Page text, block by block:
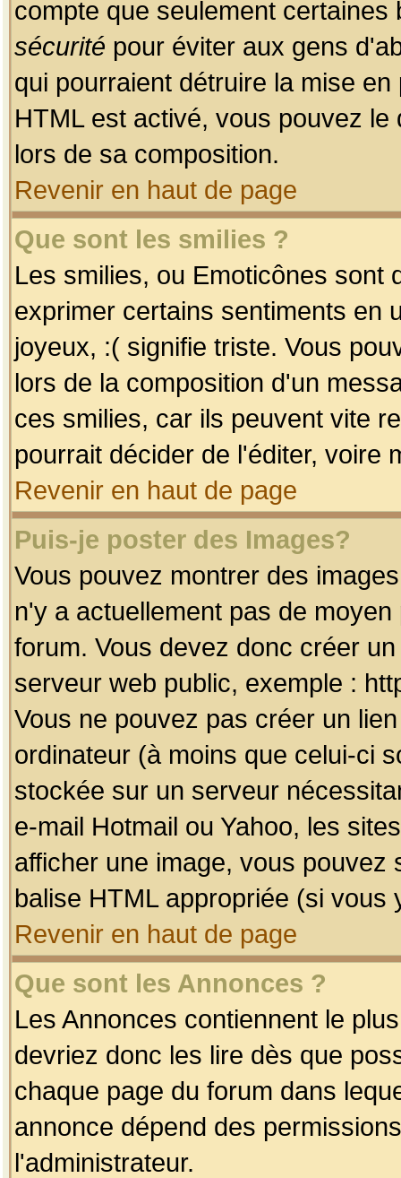
compte que seulement
sécurité pour éviter aux gens
qui pourraient détruire la mise
HTML est activé, vous pouvez
lors de sa composition.
Revenir en haut de page
Que sont les smilies ?
Les smilies, ou Emoticônes sont
exprimer certains sentiments en
joyeux, :( signifie triste. Vous
lors de la composition d'un
ces smilies, car ils peuvent vite
pourrait décider de l'éditer, voire
Revenir en haut de page
Puis-je poster des Images?
Vous pouvez montrer des
n'y a actuellement pas de
forum. Vous devez donc créer
serveur web public, exemple :
Vous ne pouvez pas créer un
ordinateur (à moins que celui-ci
stockée sur un serveur
e-mail Hotmail ou Yahoo, les
afficher une image, vous pouvez
balise HTML appropriée (si vous
Revenir en haut de page
Que sont les Annonces ?
Les Annonces contiennent le
devriez donc les lire dès que
chaque page du forum dans
annonce dépend des
l'administrateur.